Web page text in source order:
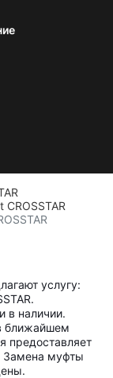
услугу:
в наличии.
ближайшем
предоставляет
Замена муфты